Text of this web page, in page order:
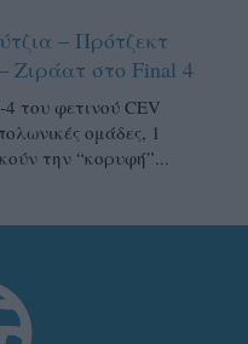
– Πρότζεκτ
Ζιράατ στο Final 4
του φετινού CEV
ομάδες, 1
την “κορυφή”...